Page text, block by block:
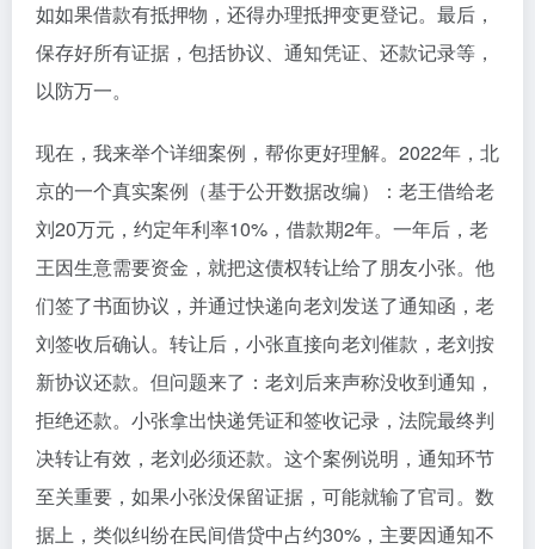
如如果借款有抵押物，还得办理抵押变更登记。最后，
保存好所有证据，包括协议、通知凭证、还款记录等，
以防万一。
现在，我来举个详细案例，帮你更好理解。2022年，北
京的一个真实案例（基于公开数据改编）：老王借给老
刘20万元，约定年利率10%，借款期2年。一年后，老
王因生意需要资金，就把这债权转让给了朋友小张。他
们签了书面协议，并通过快递向老刘发送了通知函，老
刘签收后确认。转让后，小张直接向老刘催款，老刘按
新协议还款。但问题来了：老刘后来声称没收到通知，
拒绝还款。小张拿出快递凭证和签收记录，法院最终判
决转让有效，老刘必须还款。这个案例说明，通知环节
至关重要，如果小张没保留证据，可能就输了官司。数
据上，类似纠纷在民间借贷中占约30%，主要因通知不